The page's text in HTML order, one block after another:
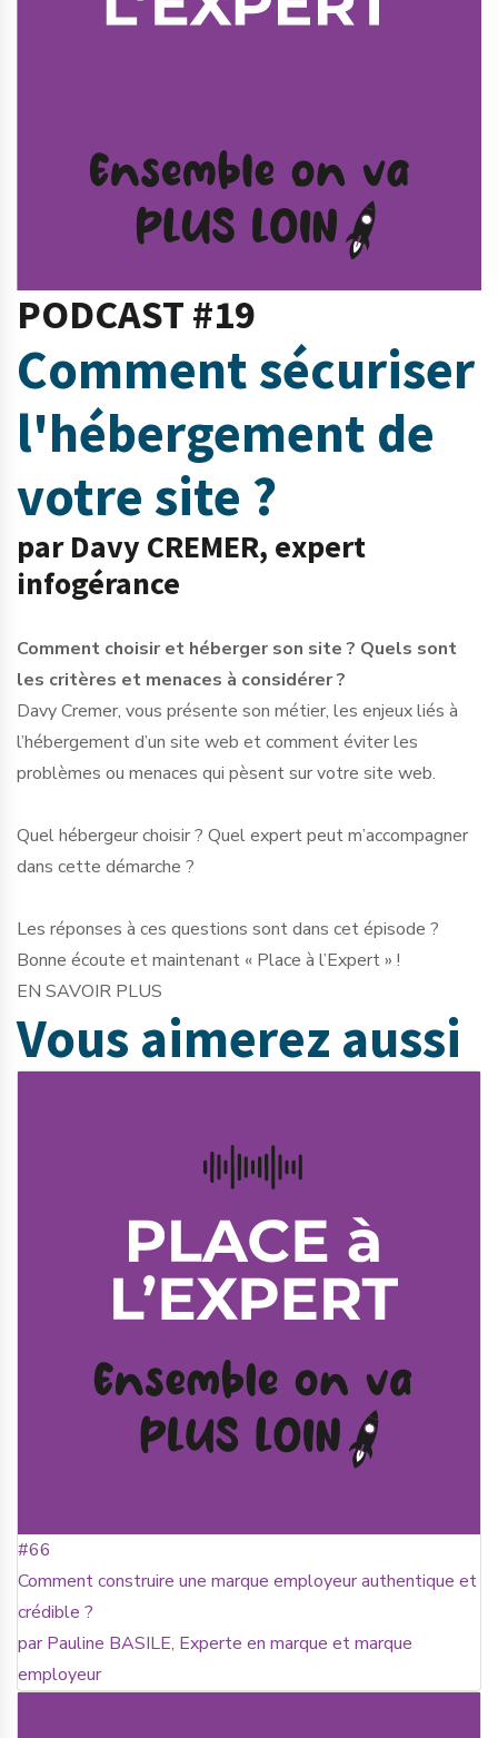
PODCAST #19
Comment sécuriser
l'hébergement de
votre site ?
par Davy CREMER, expert
infogérance
Comment choisir et héberger son site ? Quels sont
les critères et menaces à considérer ?
Davy Cremer, vous présente son métier, les enjeux liés à
l’hébergement d’un site web et comment éviter les
problèmes ou menaces qui pèsent sur votre site web.
Quel hébergeur choisir ? Quel expert peut m’accompagner
dans cette démarche ?
Les réponses à ces questions sont dans cet épisode ?
Bonne écoute et maintenant « Place à l’Expert » !
EN SAVOIR PLUS
Vous aimerez aussi
#66
Comment construire une marque employeur authentique et
crédible ?
par Pauline BASILE, Experte en marque et marque
employeur